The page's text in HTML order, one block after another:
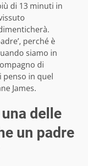
di 13 minuti in
perché è
siamo in
di
penso in quel
James.
una delle
un padre